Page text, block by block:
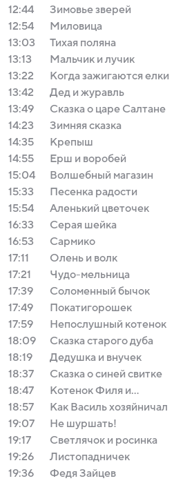
12:44
Зимовье зверей
12:54
Миловица
13:03
Тихая поляна
13:13
Мальчик и лучик
13:22
Когда зажигаются елки
13:42
Дед и журавль
13:49
Сказка о царе Салтане
14:23
Зимняя сказка
14:35
Крепыш
14:55
Ерш и воробей
15:04
Волшебный магазин
15:33
Песенка радости
15:54
Аленький цветочек
16:33
Серая шейка
16:53
Сармико
17:11
Олень и волк
17:21
Чудо-мельница
17:39
Соломенный бычок
17:49
Покатигорошек
17:59
Непослушный котенок
18:09
Сказка старого дуба
18:19
Дедушкa и внучек
18:37
Сказка о синей свитке
18:47
Котенок Филя и…
18:57
Как Василь хозяйничал
19:07
Не шуршать!
19:17
Светлячок и росинка
19:26
Листопадничек
19:36
Федя Зайцев